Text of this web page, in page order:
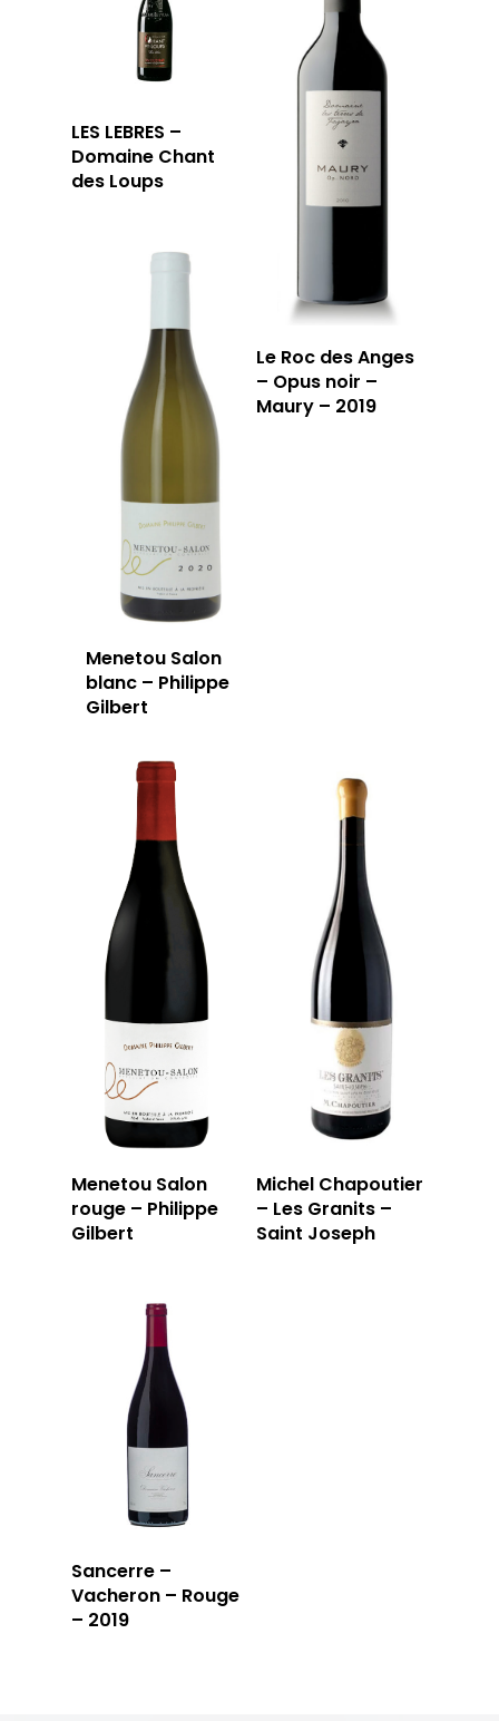
Le Roc des Anges
– Opus noir –
Maury – 2019
LES LEBRES –
Domaine Chant
des Loups
Menetou Salon
blanc – Philippe
Gilbert
Menetou Salon
rouge – Philippe
Gilbert
Michel Chapoutier
– Les Granits –
Saint Joseph
Sancerre –
Vacheron – Rouge
– 2019